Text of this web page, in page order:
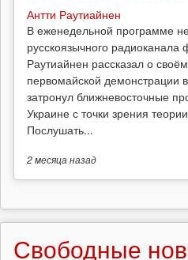
Антти Раутиайнен
В еженедельной программе
русскоязычного радиоканала
Раутиайнен рассказал о
первомайской демонстрации
затронул ближневосточные
Украине с точки зрения
Послушать...
2 месяцаназад
Свободные